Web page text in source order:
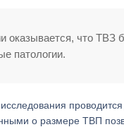
оказывается, что ТВЗ
патологии.
о размере ТВП